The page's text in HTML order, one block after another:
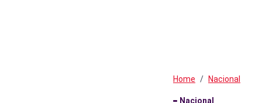
Home Nacional
Nacional